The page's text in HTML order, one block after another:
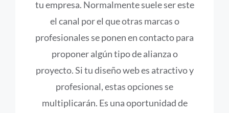
tu empresa. Normalmente suele ser este
el canal por el que otras marcas o
profesionales se ponen en contacto para
proponer algún tipo de alianza o
proyecto. Si tu diseño web es atractivo y
profesional, estas opciones se
multiplicarán. Es una oportunidad de